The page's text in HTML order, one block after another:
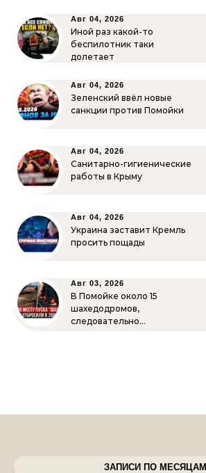
Авг 04, 2026
Иной раз какой-то
беспилотник таки
долетает
Авг 04, 2026
Зеленский ввёл новые
санкции против Помойки
Авг 04, 2026
Санитарно-гигиенические
работы в Крыму
Авг 04, 2026
Украина заставит Кремль
просить пощады
Авг 03, 2026
В Помойке около 15
шахедодромов,
следовательно…
ЗАПИСИ ПО МЕСЯЦАМ